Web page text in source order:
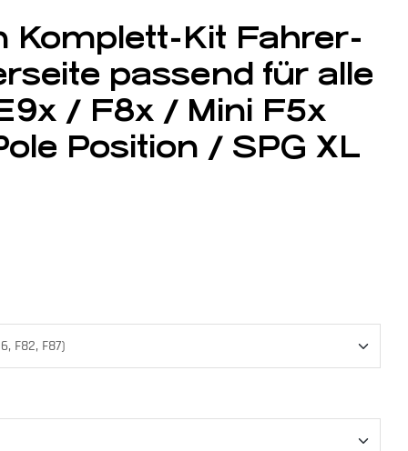
Komplett-Kit Fahrer-
passend für alle
/ F8x / Mini F5x
Position / SPG XL